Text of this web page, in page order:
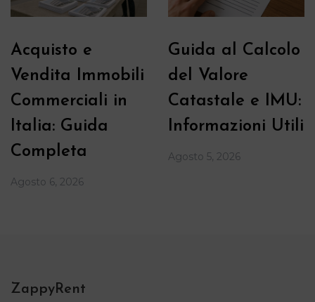
Acquisto e
Vendita Immobili
Commerciali in
Italia: Guida
Completa
Agosto 6, 2026
Guida al Calcolo
del Valore
Catastale e IMU:
Informazioni Utili
Agosto 5, 2026
ZappyRent